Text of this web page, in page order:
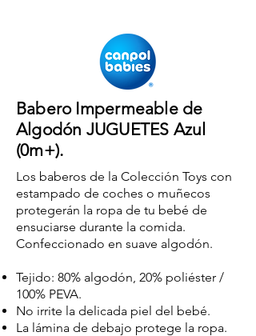
Babero Impermeable de
Algodón JUGUETES Azul
(0m+).
Los baberos de la Colección Toys con
estampado de coches o muñecos
protegerán la ropa de tu bebé de
ensuciarse durante la comida.
Confeccionado en suave algodón.
Tejido: 80% algodón, 20% poliéster /
100% PEVA.
No irrite la delicada piel del bebé.
La lámina de debajo protege la ropa.